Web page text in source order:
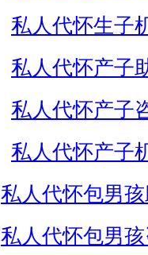
私人代怀生子
私人代怀产子
私人代怀产子
私人代怀产子
私人代怀包男
私人代怀包男